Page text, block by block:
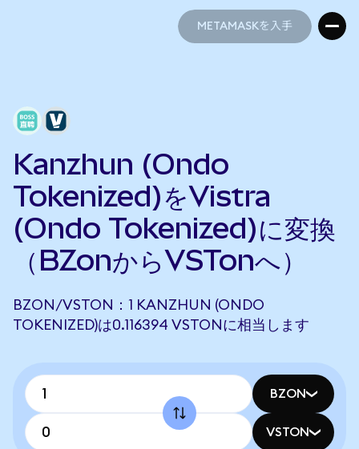
METAMASKを入手
Kanzhun (Ondo
Tokenized)をVistra
(Ondo Tokenized)に変換
（BZonからVSTonへ）
BZON/VSTON：1 KANZHUN (ONDO
TOKENIZED)は0.116394 VSTONに相当します
BZON
VSTON